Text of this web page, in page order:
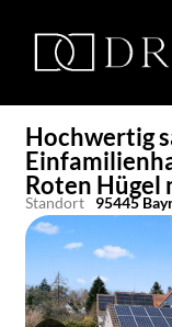
Hochwertig
Roten Hügel
Standort 95445